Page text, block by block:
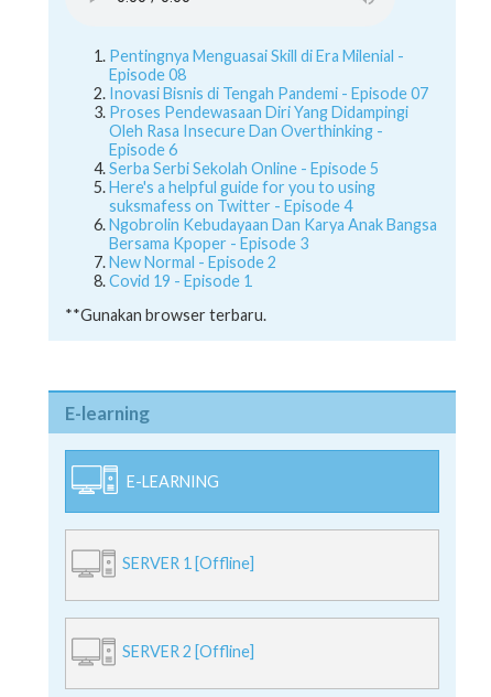
Pentingnya Menguasai Skill di Era Milenial -
Episode 08
Inovasi Bisnis di Tengah Pandemi - Episode 07
Proses Pendewasaan Diri Yang Didampingi
Oleh Rasa Insecure Dan Overthinking -
Episode 6
Serba Serbi Sekolah Online - Episode 5
Here's a helpful guide for you to using
suksmafess on Twitter - Episode 4
Ngobrolin Kebudayaan Dan Karya Anak Bangsa
Bersama Kpoper - Episode 3
New Normal - Episode 2
Covid 19 - Episode 1
**Gunakan browser terbaru.
E-learning
E-LEARNING
SERVER 1 [Offline]
SERVER 2 [Offline]